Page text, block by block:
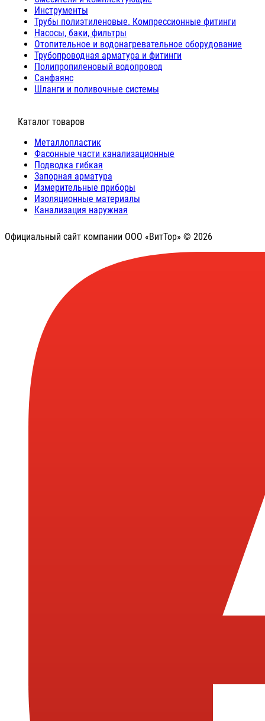
Инструменты
Трубы полиэтиленовые. Компрессионные фитинги
Насосы, баки, фильтры
Отопительное и водонагревательное оборудование
Трубопроводная арматура и фитинги
Полипропиленовый водопровод
Санфаянс
Шланги и поливочные системы
⠀Каталог товаров
Металлопластик
Фасонные части канализационные
Подводка гибкая
Запорная арматура
Измерительные приборы
Изоляционные материалы
Канализация наружная
Официальный сайт компании ООО «ВитТор» © 2026